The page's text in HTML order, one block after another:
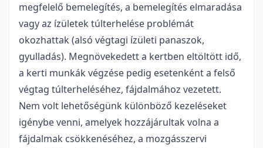
megfelelő bemelegítés, a bemelegítés elmaradása
vagy az ízületek túlterhelése problémát
okozhattak (alsó végtagi ízületi panaszok,
gyulladás). Megnövekedett a kertben eltöltött idő,
a kerti munkák végzése pedig esetenként a felső
végtag túlterheléséhez, fájdalmához vezetett.
Nem volt lehetőségünk különböző kezeléseket
igénybe venni, amelyek hozzájárultak volna a
fájdalmak csökkenéséhez, a mozgásszervi